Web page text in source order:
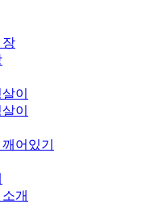
장
이
이
어있기
개